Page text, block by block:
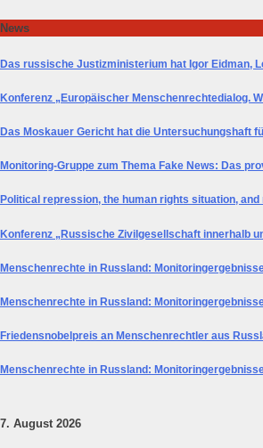
to
News
Das russische Justizministerium hat Igor Eidman,
Konferenz „Europäischer Menschenrechtedialog.
Das Moskauer Gericht hat die Untersuchungshaft
Monitoring-Gruppe zum Thema Fake News: Das
Political repression, the human rights situation,
Konferenz „Russische Zivilgesellschaft innerhalb
Menschenrechte in Russland:
Menschenrechte in Russland:
Friedensnobelpreis an Menschenrechtler aus
Menschenrechte in Russland:
7. August 2026